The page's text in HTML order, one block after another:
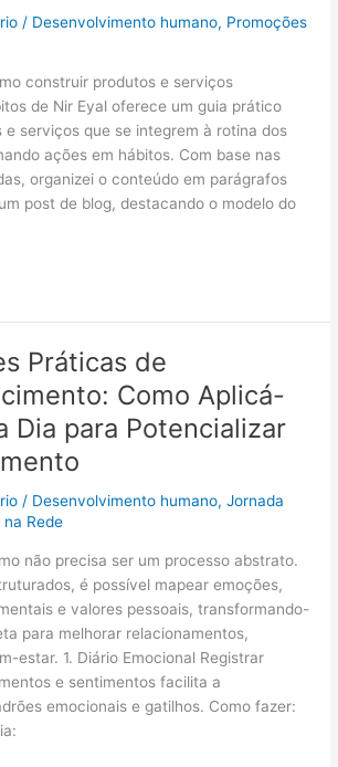
/ Desenvolvimento humano, Promoções
construir produtos e serviços
de Nir Eyal oferece um guia prático
e serviços que se integrem à rotina dos
ações em hábitos. Com base nas
organizei o conteúdo em parágrafos
post de blog, destacando o modelo do
Práticas de
Como Aplicá-
Dia para Potencializar
/ Desenvolvimento humano,Jornada
na Rede
não precisa ser um processo abstrato.
é possível mapear emoções,
e valores pessoais, transformando-
para melhorar relacionamentos,
estar. 1. Diário Emocional Registrar
e sentimentos facilita a
emocionais e gatilhos. Como fazer: